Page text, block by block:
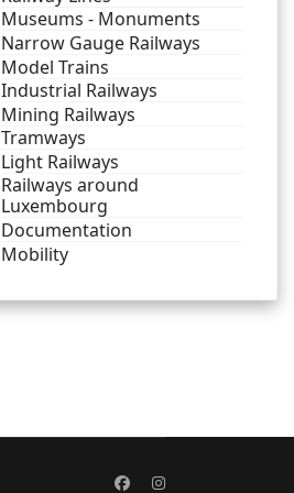
Museums - Monuments
Narrow Gauge Railways
Model Trains
Industrial Railways
Mining Railways
Tramways
Light Railways
Railways around
Luxembourg
Documentation
Mobility